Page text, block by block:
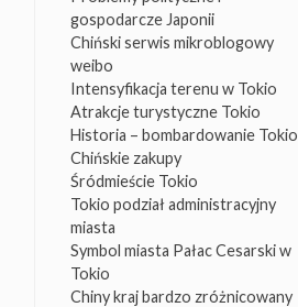
gospodarcze Japonii
Chiński serwis mikroblogowy
weibo
Intensyfikacja terenu w Tokio
Atrakcje turystyczne Tokio
Historia – bombardowanie Tokio
Chińskie zakupy
Śródmieście Tokio
Tokio podział administracyjny
miasta
Symbol miasta Pałac Cesarski w
Tokio
Chiny kraj bardzo zróżnicowany